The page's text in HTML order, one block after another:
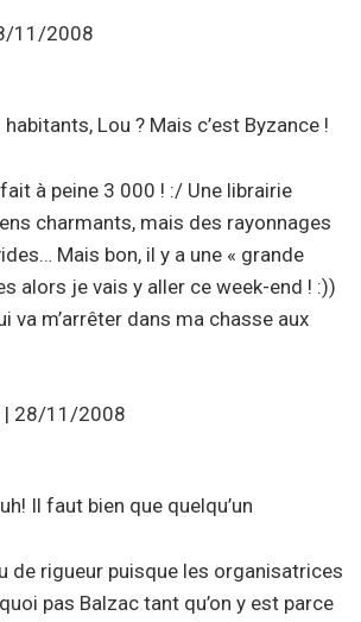
11/2008
Lou ? Mais c’est Byzance !
à peine 3 000 ! :/ Une librairie
charmants, mais des rayonnages
Mais bon, il y a une « grande
alors je vais y aller ce week-end ! :))
va m’arrêter dans ma chasse aux
| 28/11/2008
Il faut bien que quelqu’un
de rigueur puisque les organisatrices
pas Balzac tant qu’on y est parce